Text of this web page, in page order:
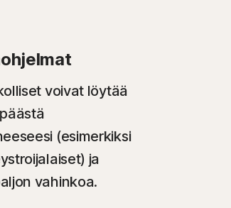
voivat löytää
(esimerkiksi
ja
vahinkoa.